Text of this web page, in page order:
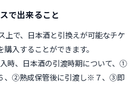
で出来ること
上で、日本酒と引換えが可能なチケ
入することができます。
時、日本酒の引渡時期について、①
、②熟成保管後に引渡し※７、③即